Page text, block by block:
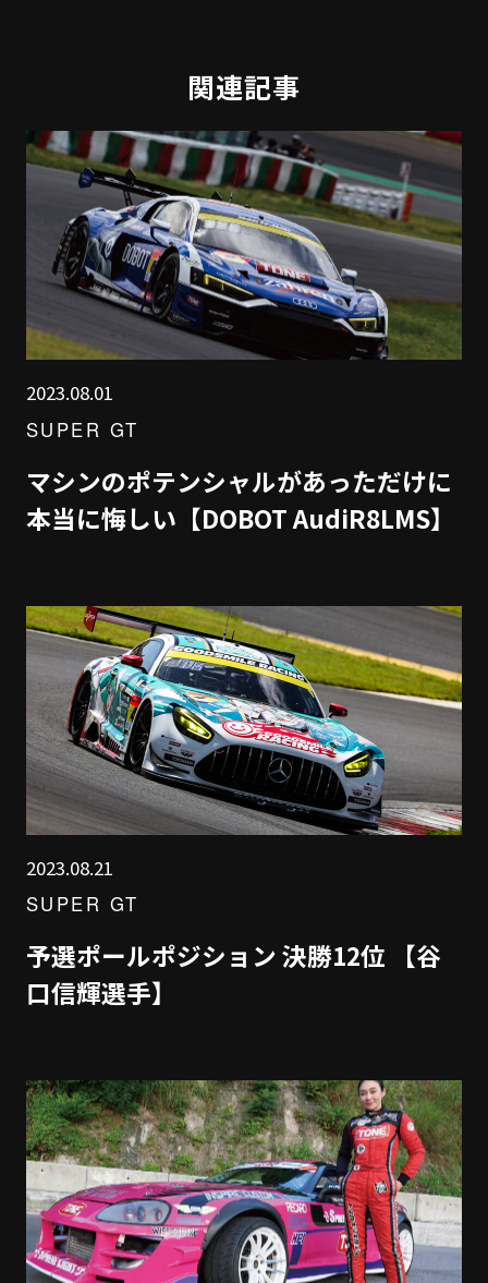
関連記事
2023.08.01
SUPER GT
マシンのポテンシャルがあっただけに
本当に悔しい【DOBOT AudiR8LMS】
2023.08.21
SUPER GT
予選ポールポジション 決勝12位 【谷
口信輝選手】